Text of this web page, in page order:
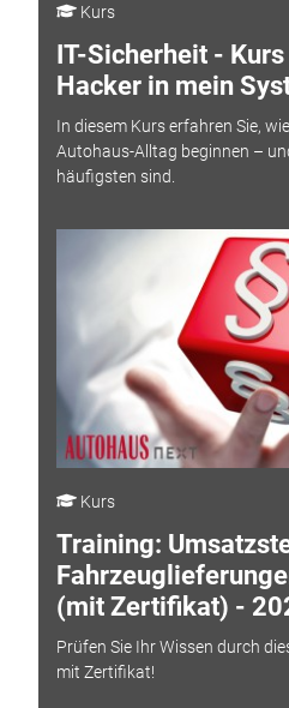
Kurs
IT-Sicherheit -
Hacker in mein
In diesem Kurs erfahren Sie,
Autohaus-Alltag beginnen –
häufigsten sind.
Kurs
Training:
(mit Zertifikat) -
Prüfen Sie Ihr Wissen durch
mit Zertifikat!